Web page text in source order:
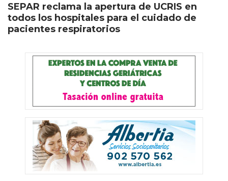
SEPAR reclama la apertura de UCRIS en
todos los hospitales para el cuidado de
pacientes respiratorios